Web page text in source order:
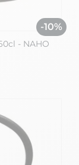
-10%
- NAHO